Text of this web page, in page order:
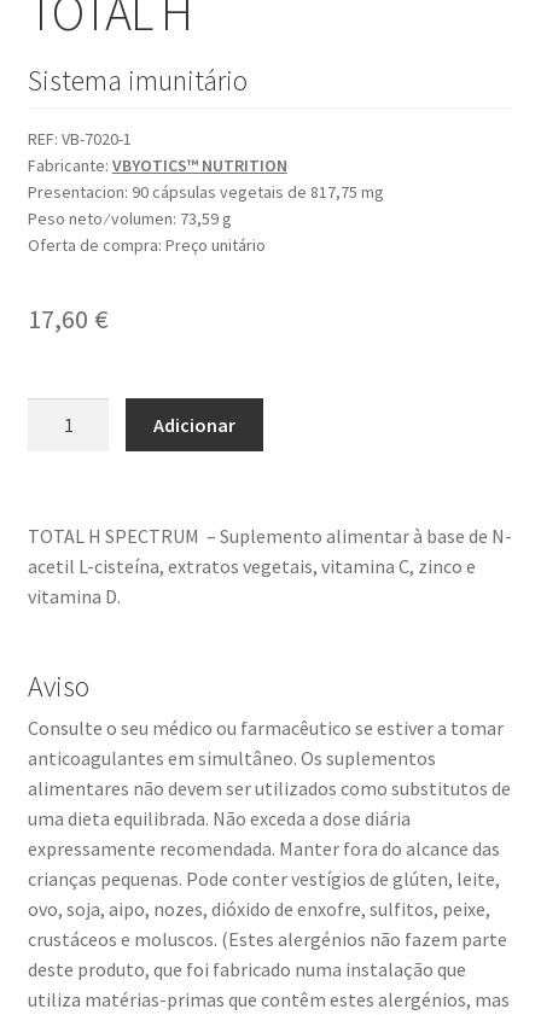
Sistema imunitário
REF: VB-7020-1
Fabricante: VBYOTICS™ NUTRITION
Presentacion: 90 cápsulas vegetais de 817,75 mg
Peso neto ⁄ volumen: 73,59 g
Oferta de compra: Preço unitário
17,60 €
Adicionar
TOTAL H SPECTRUM – Suplemento alimentar à base de N-
acetil L-cisteína, extratos vegetais, vitamina C, zinco e
vitamina D.
Aviso
Consulte o seu médico ou farmacêutico se estiver a tomar
anticoagulantes em simultâneo. Os suplementos
alimentares não devem ser utilizados como substitutos de
uma dieta equilibrada. Não exceda a dose diária
expressamente recomendada. Manter fora do alcance das
crianças pequenas. Pode conter vestígios de glúten, leite,
ovo, soja, aipo, nozes, dióxido de enxofre, sulfitos, peixe,
crustáceos e moluscos. (Estes alergénios não fazem parte
deste produto, que foi fabricado numa instalação que
utiliza matérias-primas que contêm estes alergénios, mas